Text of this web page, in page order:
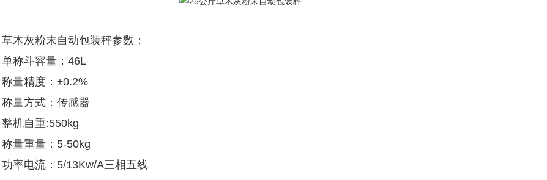
草木灰粉末自动包装秤参数：
单称斗容量：46L
称量精度：±0.2%
称量方式：传感器
整机自重:550kg
称量重量：5-50kg
功率电流：5/13Kw/A三相五线